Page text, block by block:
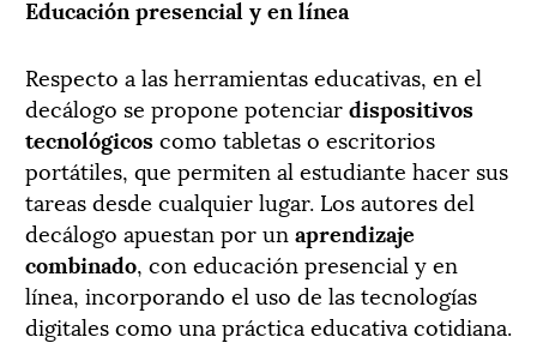
Educación presencial y en línea
Respecto a las herramientas educativas, en el
decálogo se propone potenciardispositivos
tecnológicoscomo tabletas o escritorios
portátiles, que permiten al estudiante hacer sus
tareas desde cualquier lugar. Los autores del
decálogo apuestan por un aprendizaje
combinado, con educación presencial y en
línea, incorporando el uso de las tecnologías
digitales como una práctica educativa cotidiana.